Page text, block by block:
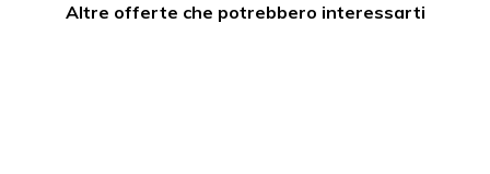
Altre offerte che potrebbero interessarti